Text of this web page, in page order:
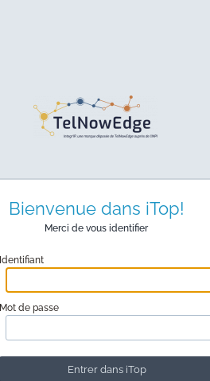
Bienvenue dans iTop!
Merci de vous identifier
Identifiant
Mot de passe